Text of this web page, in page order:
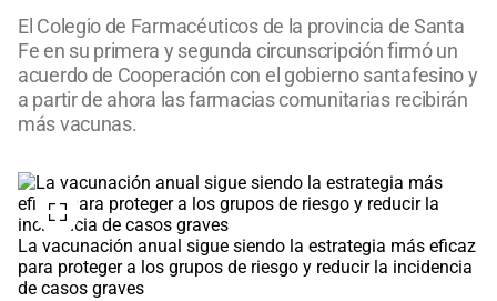
El Colegio de Farmacéuticos de la provincia de Santa
Fe en su primera y segunda circunscripción firmó un
acuerdo de Cooperación con el gobierno santafesino y
a partir de ahora las farmacias comunitarias recibirán
más vacunas.
La vacunación anual sigue siendo la estrategia más eficaz
para proteger a los grupos de riesgo y reducir la incidencia
de casos graves